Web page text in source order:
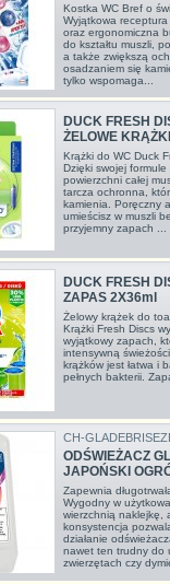
Kostka WC Bref o
Wyjątkowa
oraz ergonomiczna
do kształtu muszli,
a także zwiększą
osadzaniem się
tylko wspomaga...
DUCK FRESH
ŻELOWE
Krążki do WC Duck
Dzięki swojej
powierzchni całej
tarcza ochronna,
kamienia. Poręczny
umieścisz w muszli
przyjemny zapach ...
DUCK FRESH
ZAPAS 2X36ml
Żelowy krążek do
Krążki Fresh Discs
wyjątkowy zapach,
intensywną
krążków jest łatwa i
pełnych bakterii.
CH-
ODŚWIEŻACZ
JAPOŃSKI
Zapewnia
Wygodny w
wierzchnią naklejkę,
konsystencja
działanie
nawet ten trudny do
zwierzętach czy